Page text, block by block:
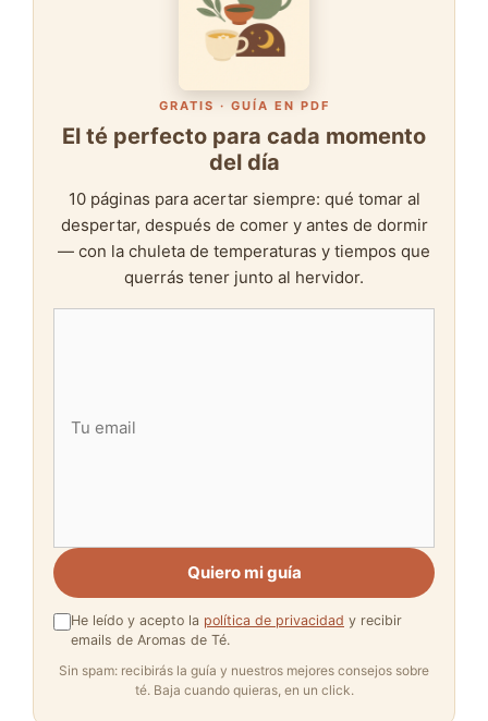
GRATIS · GUÍA EN PDF
El té perfecto para cada momento
del día
10 páginas para acertar siempre: qué tomar al
despertar, después de comer y antes de dormir
— con la chuleta de temperaturas y tiempos que
querrás tener junto al hervidor.
Quiero mi guía
He leído y acepto la política de privacidad y recibir
emails de Aromas de Té.
Sin spam: recibirás la guía y nuestros mejores consejos sobre
té. Baja cuando quieras, en un click.